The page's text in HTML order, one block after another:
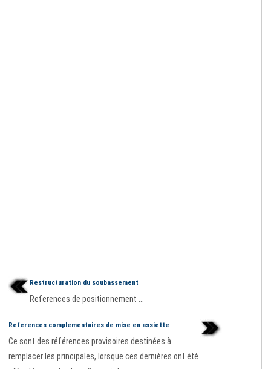
Restructuration du soubassement
References de positionnement ...
References complementaires de mise en assiette
Ce sont des références provisoires destinées à
remplacer les principales, lorsque ces dernières ont été